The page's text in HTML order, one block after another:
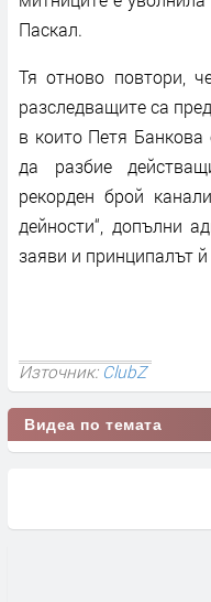
Паскал.
Тя отново повтори,
разследващите са
в които Петя
да разбие
рекорден брой
дейности“, допълни
заяви и принципалът
Източник:ClubZ
Видеа по темата